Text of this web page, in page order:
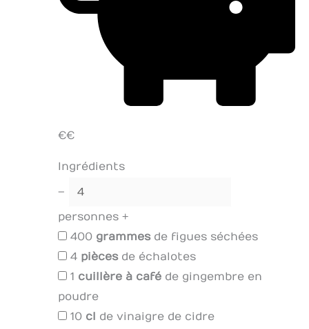
€€
Ingrédients
–
personnes +
400 grammesde figues séchées
4 piècesde échalotes
1 cuillère à café de gingembre en
poudre
10 cl
de vinaigre de cidre